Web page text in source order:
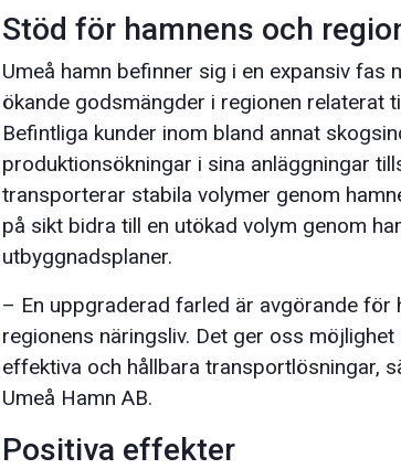
Stöd för hamnens och
Umeå hamn befinner sig i en expansiv
ökande godsmängder i regionen relaterat
Befintliga kunder inom bland annat
produktionsökningar i sina anläggningar
transporterar stabila volymer genom
på sikt bidra till en utökad volym genom
utbyggnadsplaner.
– En uppgraderad farled är avgörande
regionens näringsliv. Det ger oss
effektiva och hållbara transportlösningar,
Umeå Hamn AB.
Positiva effekter